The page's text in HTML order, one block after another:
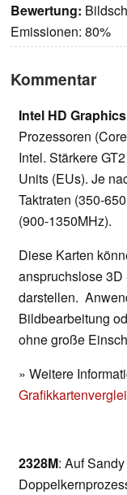
Bewertung:
Emissionen: 80%
Kommentar
Intel HD
Prozessoren
Intel. Stärkere
Units (EUs). Je
Taktraten (350-
(900-1350MHz).
Diese Karten
anspruchslose
darstellen.
Bildbearbeitung
ohne große
» Weitere
2328M: Auf